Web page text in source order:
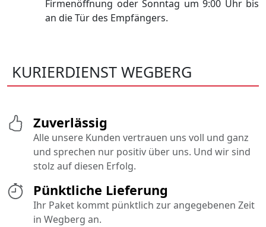
Firmenöffnung oder Sonntag um 9:00 Uhr bis
an die Tür des Empfängers.
KURIERDIENST WEGBERG
Pünktliche Lieferung
Ihr Paket kommt pünktlich zur angegebenen Zeit
in Wegberg an.
Zuverlässig
Alle unsere Kunden vertrauen uns voll und ganz
und sprechen nur positiv über uns. Und wir sind
stolz auf diesen Erfolg.